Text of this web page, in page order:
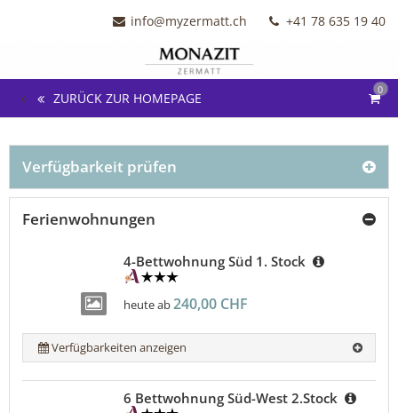
info@myzermatt.ch +41 78 635 19 40
0
ZURÜCK ZUR HOMEPAGE
Verfügbarkeit prüfen
Ferienwohnungen
4-Bettwohnung Süd 1. Stock
heute ab240,00 CHF
Verfügbarkeiten anzeigen
6 Bettwohnung Süd-West 2.Stock